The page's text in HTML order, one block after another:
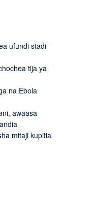
ufundi stadi
tija ya
na Ebola
awaasa
mitaji kupitia